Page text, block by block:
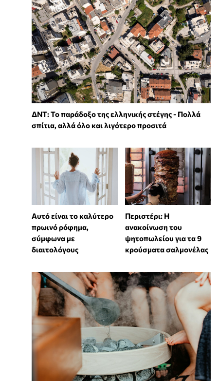
ΔΝΤ: Το παράδοξο της ελληνικής στέγης - Πολλά
σπίτια, αλλά όλο και λιγότερο προσιτά
Αυτό είναι το καλύτερο
πρωινό ρόφημα,
σύμφωνα με
διαιτολόγους
Περιστέρι: Η
ανακοίνωση του
ψητοπωλείου για τα 9
κρούσματα σαλμονέλας